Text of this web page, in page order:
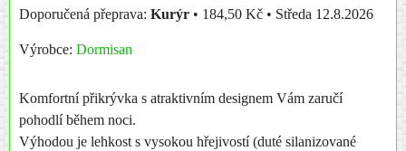
Kurýr • 184,50 Kč • Středa 12.8.2026
Výrobce: Dormisan
Komfortní přikrývka s atraktivním designem Vám zaručí
pohodlí během noci.
Výhodou je lehkost s vysokou hřejivostí (duté silanizované